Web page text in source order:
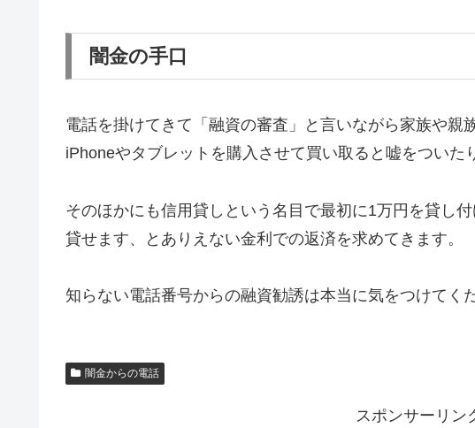
闇金の手口
電話を掛けてきて「融資の審査」と言いながら家族や親
iPhoneやタブレットを購入させて買い取ると嘘をついた
そのほかにも信用貸しという名目で最初に1万円を貸し
貸せます、とありえない金利での返済を求めてきます。
知らない電話番号からの融資勧誘は本当に気をつけてく
闇金からの電話
スポンサーリン